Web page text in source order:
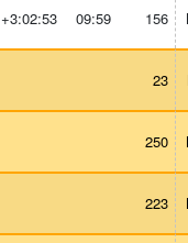
+3:02:53 09:59 156
23
250
223